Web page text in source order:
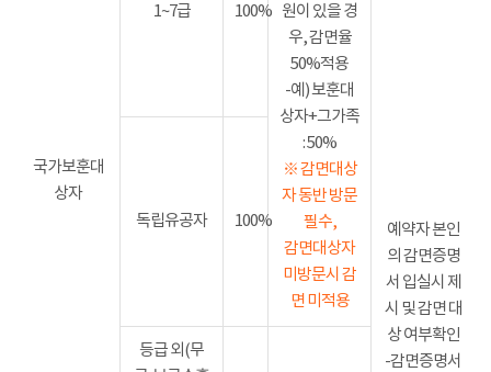
국가보훈대
상자
1~7급 100% 원이 있을 경
우, 감면율
50%적용
-예) 보훈대
상자+그가족
: 50%
※ 감면대상
자 동반 방문
필수,
감면대상자
미방문시 감
면 미적용
예약자 본인
의 감면증명
서 입실시 제
시 및 감면 대
상 여부확인
-감면증명서
독립유공자 100%
등급 외(무